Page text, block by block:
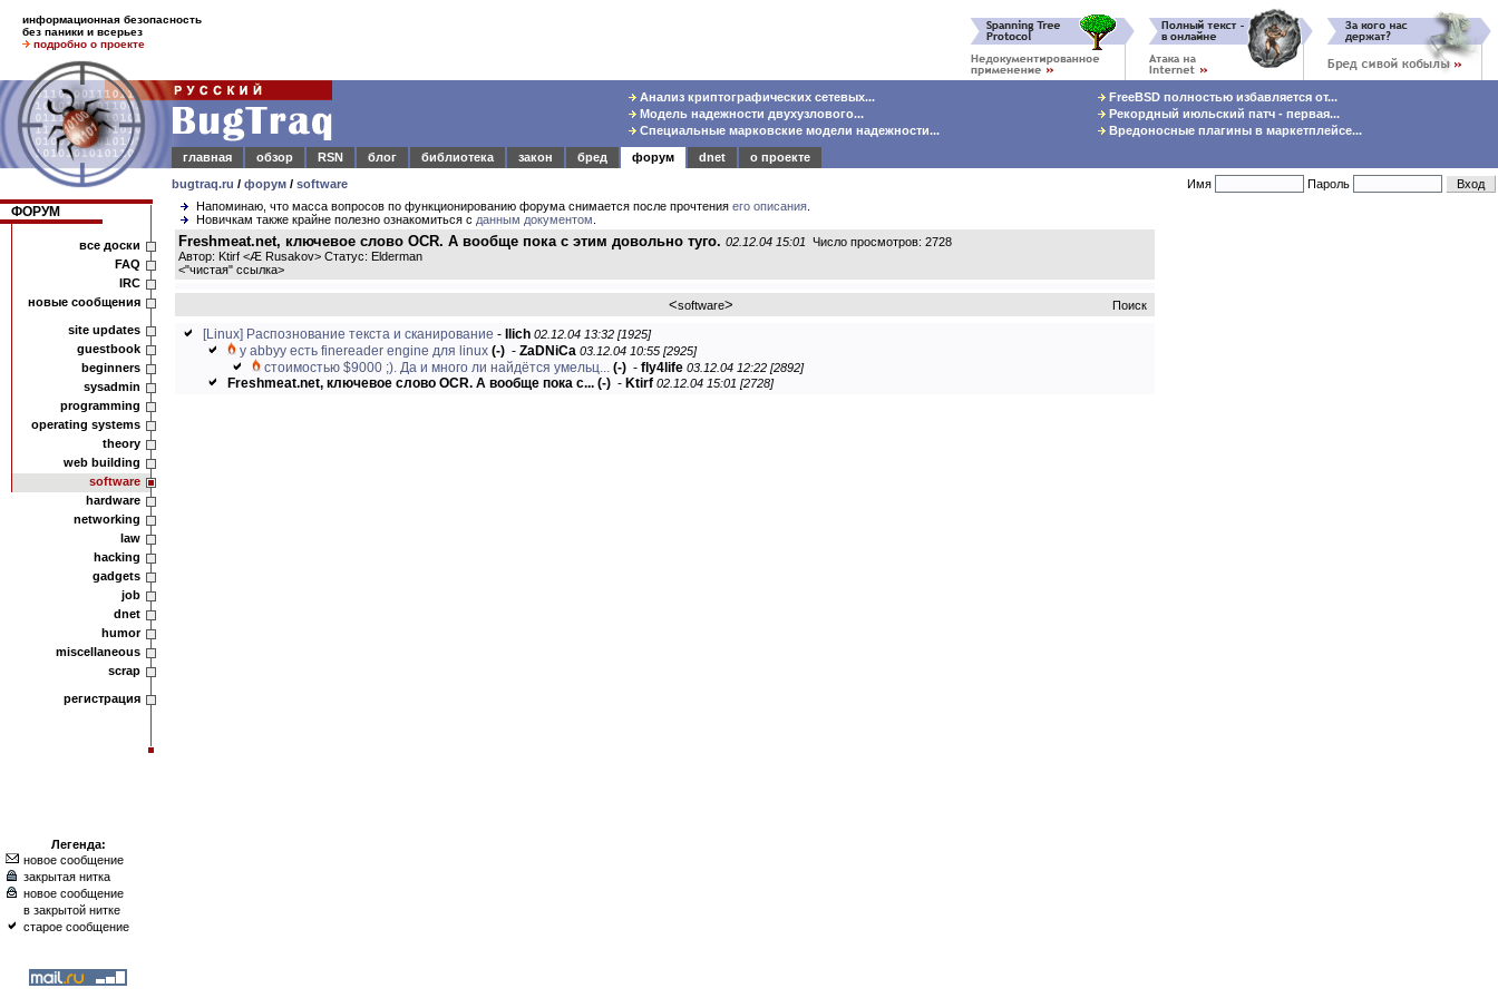
информационная безопасность
без паники и всерьез
подробно о проекте
Анализ криптографических сетевых...
Модель надежности двухузлового...
Специальные марковские модели надежности...
FreeBSD полностью избавляется от...
Рекордный июльский патч - первая...
Вредоносные плагины в маркетплейсе...
главная
обзор RSN блог библиотека закон бред форум dnet
о проекте
bugtraq.ru / форум / software Имя Пароль
ФОРУМ
все доски
FAQ
IRC
новые сообщения
site updates
guestbook
beginners
sysadmin
programming
operating systems
theory
web building
software
hardware
networking
law
hacking
gadgets
job
dnet
humor
miscellaneous
scrap
регистрация
Легенда:
новое сообщение
закрытая нитка
новое сообщение
в закрытой нитке
старое сообщение
Напоминаю, что масса вопросов по функционированию форума снимается после прочтения его описания
Новичкам также крайне полезно ознакомиться с данным документом
Freshmeat.net, ключевое слово OCR. А вообще пока с этим довольно туго. 02.12.04 15:01 Число просмотров: 2728
Автор: Ktirf <Æ Rusakov> Статус: Elderman
<"чистая" ссылка>
<software> Поиск
[Linux] Распознование текста и сканирование - Ilich 02.12.04 13:32 [1925]
у abbyy есть finereader engine для linux (-) - ZaDNiCa 03.12.04 10:55 [2925]
стоимостью $9000 ;). Да и много ли найдётся умельц... (-) - fly4life 03.12.04 12:22 [2892]
Freshmeat.net, ключевое слово OCR. А вообще пока с... (-) - Ktirf 02.12.04 15:01 [2728]